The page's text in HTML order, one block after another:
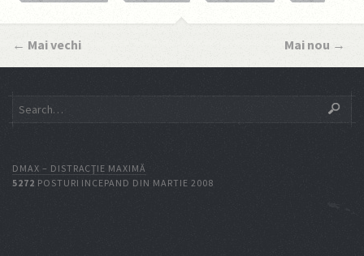
← Mai vechi Mai nou →
DMAX – DISTRACŢIE MAXIMĂ
5272 POSTURI INCEPAND DIN MARTIE 2008